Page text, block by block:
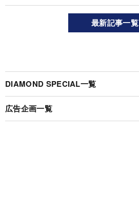
最新記事一覧
DIAMOND SPECIAL一覧
広告企画一覧